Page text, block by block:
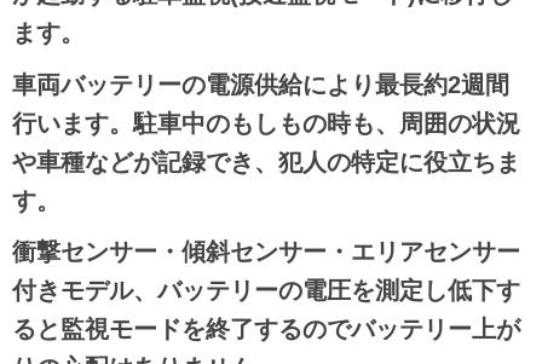
ます。
車両バッテリーの電源供給により最長約2週間
行います。駐車中のもしもの時も、周囲の状況
や車種などが記録でき、犯人の特定に役立ちま
す。
衝撃センサー・傾斜センサー・エリアセンサー
付きモデル、バッテリーの電圧を測定し低下す
ると監視モードを終了するのでバッテリー上が